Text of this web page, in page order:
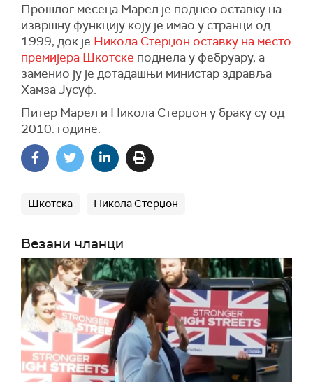
Прошлог месеца Марел је поднео оставку на
извршну функцију коју је имао у странци од
1999, док је Никола Стерџон оставку на место
премијера Шкотске поднела у фебруару, а
заменио ју је дотадашњи министар здравља
Хамза Јусуф.
Питер Марел и Никола Стерџон у браку су од
2010. године.
Шкотска Никола Стерџон
Везани чланци